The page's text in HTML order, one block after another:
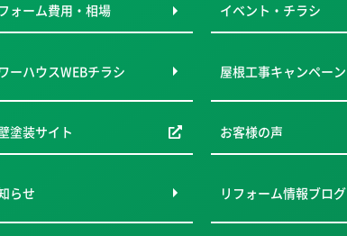
ォーム費用・相場 イベント・チラシ
ーハウスWEBチラシ 屋根工事キャンペーン
塗装サイト お客様の声
らせ リフォーム情報ブログ